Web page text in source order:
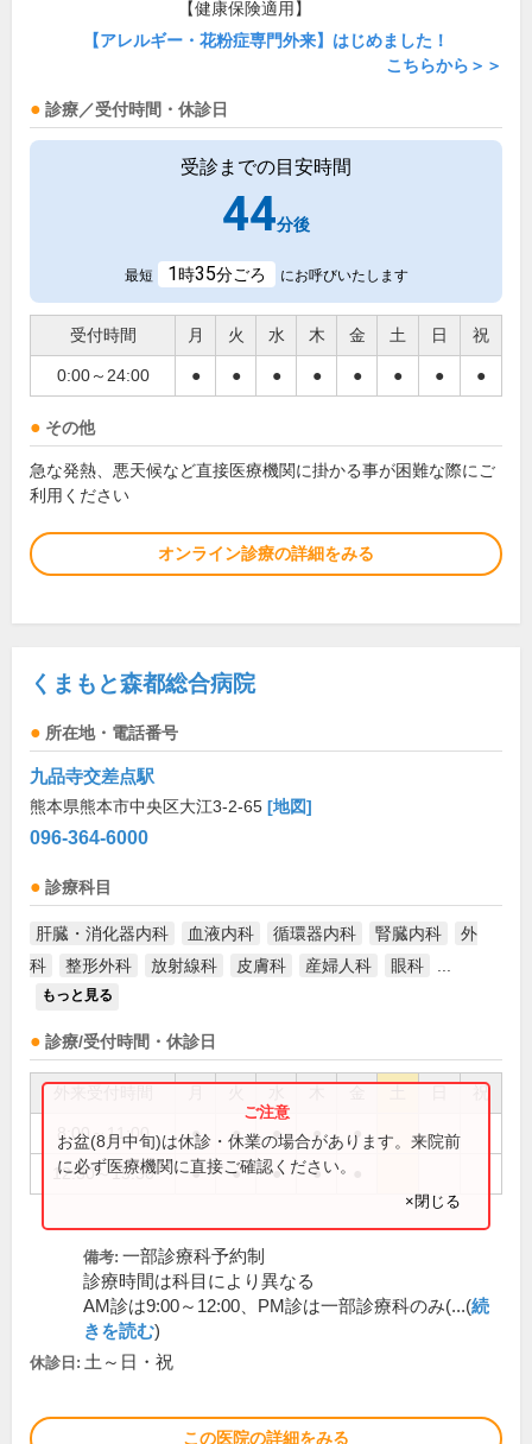
【健康保険適用】
【アレルギー・花粉症専門外来】はじめました！
こちらから＞＞
診療／受付時間・休診日
受診までの目安時間
44分後
最短 1時35分ごろ にお呼びいたします
受付時間 月 火 水 木 金 土 日 祝
0:00～24:00 ● ● ● ● ● ● ● ●
その他
急な発熱、悪天候など直接医療機関に掛かる事が困難な際にご
利用ください
オンライン診療の詳細をみる
くまもと森都総合病院
所在地・電話番号
九品寺交差点駅
熊本県熊本市中央区大江3-2-65 [地図]
096-364-6000
診療科目
肝臓・消化器内科 血液内科 循環器内科 腎臓内科
外
科
整形外科 放射線科 皮膚科 産婦人科 眼科
もっと見る
診療/受付時間・休診日
祝
8:00～11:00 ● ● ● ● ●
12:30～15:30 ● ● ● ●
お盆(8月中旬)は休診・休業の場合があります。来院前
に必ず医療機関に直接ご確認ください。
×閉じる
備考: 一部診療科予約制
診療時間は科目により異なる
AM診は9:00～12:00、PM診は一部診療科のみ(...(続
きを読む)
休診日: 土～日・祝
この医院の詳細をみる